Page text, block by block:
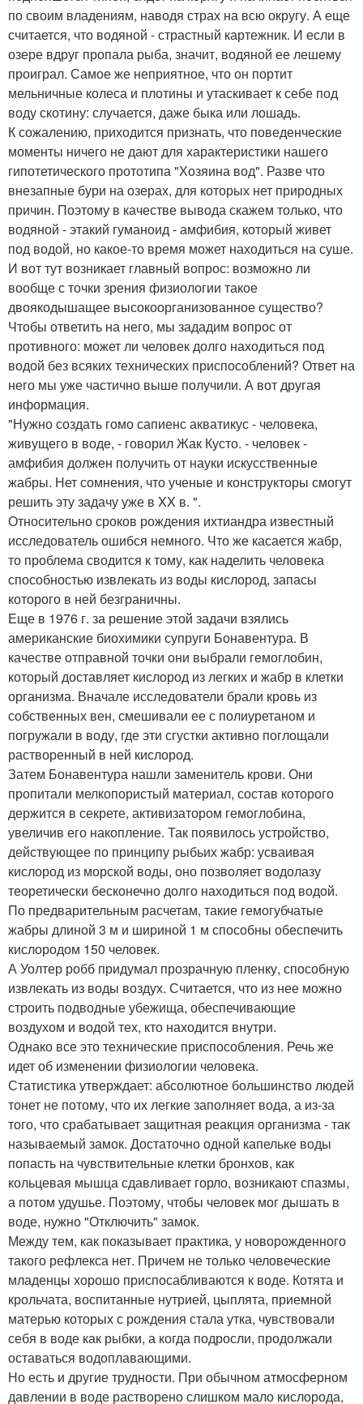
по своим владениям, наводя страх на всю округу. А еще
считается, что водяной - страстный картежник. И если в
озере вдруг пропала рыба, значит, водяной ее лешему
проиграл. Самое же неприятное, что он портит
мельничные колеса и плотины и утаскивает к себе под
воду скотину: случается, даже быка или лошадь.
К сожалению, приходится признать, что поведенческие
моменты ничего не дают для характеристики нашего
гипотетического прототипа "Хозяина вод". Разве что
внезапные бури на озерах, для которых нет природных
причин. Поэтому в качестве вывода скажем только, что
водяной - этакий гуманоид - амфибия, который живет
под водой, но какое-то время может находиться на суше.
И вот тут возникает главный вопрос: возможно ли
вообще с точки зрения физиологии такое
двоякодышащее высокоорганизованное существо?
Чтобы ответить на него, мы зададим вопрос от
противного: может ли человек долго находиться под
водой без всяких технических приспособлений? Ответ на
него мы уже частично выше получили. А вот другая
информация.
"Нужно создать гомо сапиенс акватикус - человека,
живущего в воде, - говорил Жак Кусто. - человек -
амфибия должен получить от науки искусственные
жабры. Нет сомнения, что ученые и конструкторы смогут
решить эту задачу уже в XX в. ".
Относительно сроков рождения ихтиандра известный
исследователь ошибся немного. Что же касается жабр,
то проблема сводится к тому, как наделить человека
способностью извлекать из воды кислород, запасы
которого в ней безграничны.
Еще в 1976 г. за решение этой задачи взялись
американские биохимики супруги Бонавентура. В
качестве отправной точки они выбрали гемоглобин,
который доставляет кислород из легких и жабр в клетки
организма. Вначале исследователи брали кровь из
собственных вен, смешивали ее с полиуретаном и
погружали в воду, где эти сгустки активно поглощали
растворенный в ней кислород.
Затем Бонавентура нашли заменитель крови. Они
пропитали мелкопористый материал, состав которого
держится в секрете, активизатором гемоглобина,
увеличив его накопление. Так появилось устройство,
действующее по принципу рыбьих жабр: усваивая
кислород из морской воды, оно позволяет водолазу
теоретически бесконечно долго находиться под водой.
По предварительным расчетам, такие гемогубчатые
жабры длиной 3 м и шириной 1 м способны обеспечить
кислородом 150 человек.
А Уолтер робб придумал прозрачную пленку, способную
извлекать из воды воздух. Считается, что из нее можно
строить подводные убежища, обеспечивающие
воздухом и водой тех, кто находится внутри.
Однако все это технические приспособления. Речь же
идет об изменении физиологии человека.
Статистика утверждает: абсолютное большинство людей
тонет не потому, что их легкие заполняет вода, а из-за
того, что срабатывает защитная реакция организма - так
называемый замок. Достаточно одной капельке воды
попасть на чувствительные клетки бронхов, как
кольцевая мышца сдавливает горло, возникают спазмы,
а потом удушье. Поэтому, чтобы человек мог дышать в
воде, нужно "Отключить" замок.
Между тем, как показывает практика, у новорожденного
такого рефлекса нет. Причем не только человеческие
младенцы хорошо приспосабливаются к воде. Котята и
крольчата, воспитанные нутрией, цыплята, приемной
матерью которых с рождения стала утка, чувствовали
себя в воде как рыбки, а когда подросли, продолжали
оставаться водоплавающими.
Но есть и другие трудности. При обычном атмосферном
давлении в воде растворено слишком мало кислорода,